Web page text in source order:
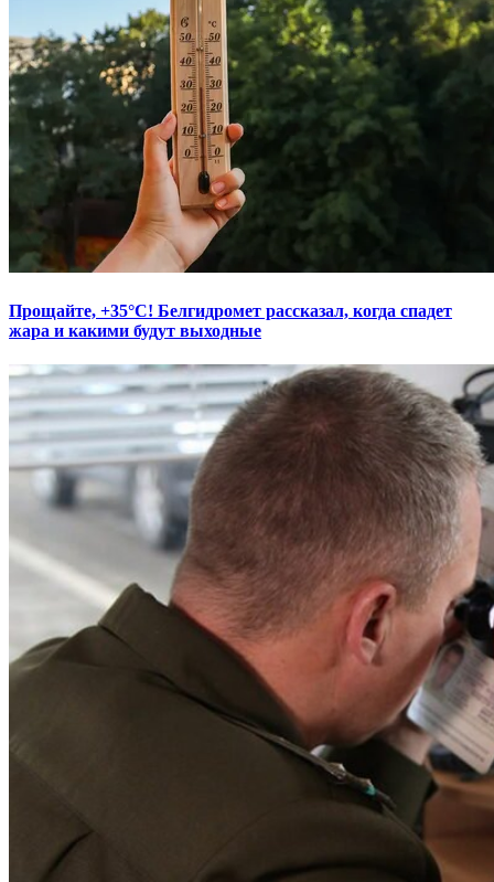
Прощайте, +35°С! Белгидромет рассказал, когда спадет
жара и какими будут выходные